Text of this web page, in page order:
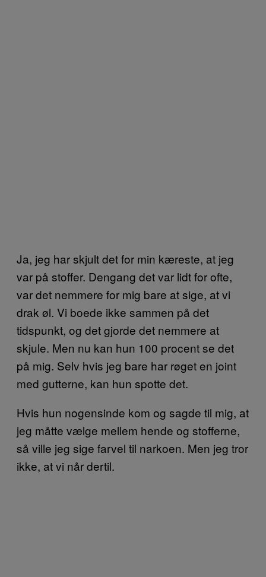
Ja, jeg har skjult det for min kæreste, at jeg
var på stoffer. Dengang det var lidt for ofte,
var det nemmere for mig bare at sige, at vi
drak øl. Vi boede ikke sammen på det
tidspunkt, og det gjorde det nemmere at
skjule. Men nu kan hun 100 procent se det
på mig. Selv hvis jeg bare har røget en joint
med gutterne, kan hun spotte det.
Hvis hun nogensinde kom og sagde til mig, at
jeg måtte vælge mellem hende og stofferne,
så ville jeg sige farvel til narkoen. Men jeg tror
ikke, at vi når dertil.